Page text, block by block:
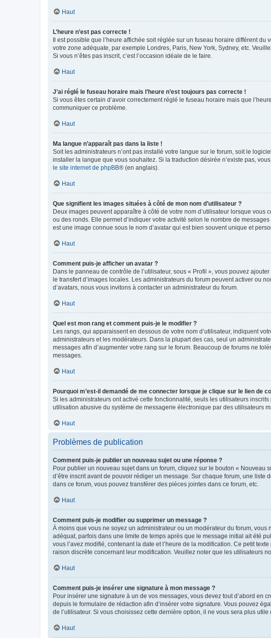
Haut
L’heure n’est pas correcte !
Il est possible que l’heure affichée soit réglée sur un fuseau horaire différent
votre zone adéquate, par exemple Londres, Paris, New York, Sydney, etc.
Si vous n’êtes pas inscrit, c’est l’occasion idéale de le faire.
Haut
J’ai réglé le fuseau horaire mais l’heure n’est toujours pas correcte !
Si vous êtes certain d’avoir correctement réglé le fuseau horaire mais que
communiquer ce problème.
Haut
Ma langue n’apparaît pas dans la liste !
Soit les administrateurs n’ont pas installé votre langue sur le forum, soit le
installer la langue que vous souhaitez. Si la traduction désirée n’existe pas,
le site internet de phpBB® (en anglais).
Haut
Que signifient les images situées à côté de mon nom d’utilisateur ?
Deux images peuvent apparaître à côté de votre nom d’utilisateur lorsque
ou des ronds. Elle permet d’indiquer votre activité selon le nombre de
est une image connue sous le nom d’avatar qui est bien souvent unique et
Haut
Comment puis-je afficher un avatar ?
Dans le panneau de contrôle de l’utilisateur, sous « Profil », vous pouvez
le transfert d’images locales. Les administrateurs du forum peuvent activer ou
d’avatars, nous vous invitons à contacter un administrateur du forum.
Haut
Quel est mon rang et comment puis-je le modifier ?
Les rangs, qui apparaissent en dessous de votre nom d’utilisateur, indiquent
administrateurs et les modérateurs. Dans la plupart des cas, seul un
messages afin d’augmenter votre rang sur le forum. Beaucoup de forums ne
messages.
Haut
Pourquoi m’est-il demandé de me connecter lorsque je clique sur le lien de
Si les administrateurs ont activé cette fonctionnalité, seuls les utilisateurs
utilisation abusive du système de messagerie électronique par des utilisateurs
Haut
Problèmes de publication
Comment puis-je publier un nouveau sujet ou une réponse ?
Pour publier un nouveau sujet dans un forum, cliquez sur le bouton «
d’être inscrit avant de pouvoir rédiger un message. Sur chaque forum, une
dans ce forum, vous pouvez transférer des pièces jointes dans ce forum, etc.
Haut
Comment puis-je modifier ou supprimer un message ?
À moins que vous ne soyez un administrateur ou un modérateur du forum,
adéquat, parfois dans une limite de temps après que le message initial ait été
vous l’avez modifié, contenant la date et l’heure de la modification. Ce petit
raison discrète concernant leur modification. Veuillez noter que les utilisateurs
Haut
Comment puis-je insérer une signature à mon message ?
Pour insérer une signature à un de vos messages, vous devez tout d’abord en
depuis le formulaire de rédaction afin d’insérer votre signature. Vous pouvez
de l’utilisateur. Si vous choisissez cette dernière option, il ne vous sera plus
Haut